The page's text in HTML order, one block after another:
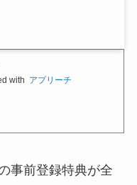
with アプリーチ
事前登録特典が全